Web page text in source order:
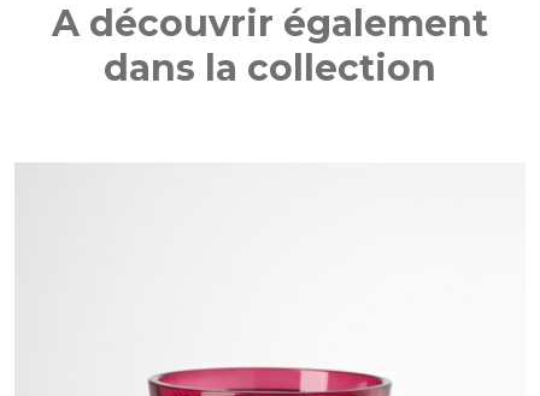
A découvrir également
dans la collection